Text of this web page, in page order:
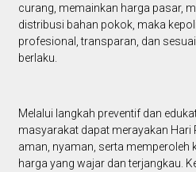
curang, memainkan harga pasar,
distribusi bahan pokok, maka
profesional, transparan, dan
berlaku.
Melalui langkah preventif dan
masyarakat dapat merayakan Hari
aman, nyaman, serta memperoleh
harga yang wajar dan terjangkau.